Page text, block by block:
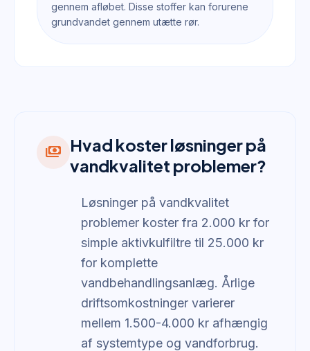
gennem afløbet. Disse stoffer kan forurene
grundvandet gennem utætte rør.
payments Hvad koster løsninger på
vandkvalitet problemer?
Løsninger på vandkvalitet
problemer koster fra 2.000 kr for
simple aktivkulfiltre til 25.000 kr
for komplette
vandbehandlingsanlæg. Årlige
driftsomkostninger varierer
mellem 1.500-4.000 kr afhængig
af systemtype og vandforbrug.